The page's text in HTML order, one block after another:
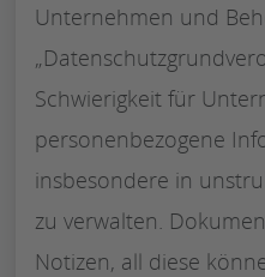
Unternehmen und
Schwierigkeit für
personenbezogene
insbesondere in
zu verwalten.
Notizen, all diese